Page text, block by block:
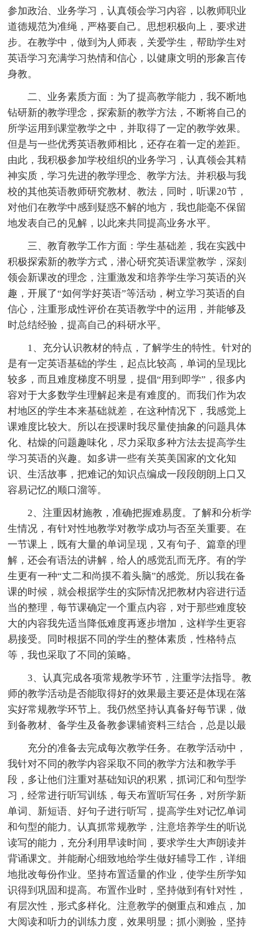
参加政治、业务学习，认真领会学习内容，以教师职业
道德规范为准绳，严格要自己。思想积极向上，要求进
步。在教学中，做到为人师表，关爱学生，帮助学生对
英语学习充满学习热情和信心，以健康文明的形象言传
身教。
二、业务素质方面：为了提高教学能力，我不断地
钻研新的教学理念，探索新的教学方法，不断将自己的
所学运用到课堂教学之中，并取得了一定的教学效果。
但是与一些优秀英语教师相比，还存在着一定的差距。
由此，我积极参加学校组织的业务学习，认真领会其精
神实质，学习先进的教学理念、教学方法。并积极与我
校的其他英语教师研究教材、教法，同时，听课20节，
对他们在教学中感到疑惑不解的地方，我也能毫不保留
地发表自己的见解，以此来共同提高业务水平。
三、教育教学工作方面：学生基础差，我在实践中
积极探索新的教学方式，潜心研究英语课堂教学，深刻
领会新课改的理念，注重激发和培养学生学习英语的兴
趣，开展了“如何学好英语”等活动，树立学习英语的自
信心，注重形成性评价在英语教学中的运用，并能够及
时总结经验，提高自己的科研水平。
1、充分认识教材的特点，了解学生的特性。针对的
是有一定英语基础的学生，起点比较高，单词的呈现比
较多，而且难度梯度不明显，提倡“用到即学”，很多内
容对于大多数学生理解起来是有难度的。而我们作为农
村地区的学生本来基础就差，在这种情况下，我感觉上
课难度比较大。所以在授课时我尽量使抽象的问题具体
化、枯燥的问题趣味化，尽力采取多种方法去提高学生
学习英语的兴趣。如多讲一些有关英美国家的文化知
识、生活故事，把难记的知识点编成一段段朗朗上口又
容易记忆的顺口溜等。
2、注重因材施教，准确把握难易度。了解和分析学
生情况，有针对性地教学对教学成功与否至关重要。在
一节课上，既有大量的单词呈现，又有句子、篇章的理
解，还会有语法的讲解，给人的感觉乱而无序。有的学
生更有一种“丈二和尚摸不着头脑”的感觉。所以我在备
课的时候，就会根据学生的实际情况把教材内容进行适
当的整理，每节课确定一个重点内容，对于那些难度较
大的内容我先适当降低难度再逐步增加，这样学生更容
易接受。同时根据不同的学生的整体素质，性格特点
等，我也采取了不同的策略。
3、认真完成各项常规教学环节，注重学法指导。教
师的教学活动是否能取得好的效果最主要还是体现在落
实好常规教学环节上。我仍然坚持认真备好每节课，做
到备教材、备学生及备教参课辅资料三结合，总是以最
充分的准备去完成每次教学任务。在教学活动中，
我针对不同的教学内容采取不同的教学方法和教学手
段，多让他们注重对基础知识的积累，抓词汇和句型学
习，经常进行听写训练，每天布置听写任务，对所学新
单词、新短语、好句子进行听写，提高学生对记忆单词
和句型的能力。认真抓常规教学，注意培养学生的听说
读写的能力，充分利用早读时间，要求学生大声朗读并
背诵课文。并能耐心细致地给学生做好辅导工作，详细
地批改每份作业。坚持布置适量的作业，使学生所学知
识得到巩固和提高。布置作业时，坚持做到有针对性，
有层次性，形式多样化。注意教学的侧重点和难点，加
大阅读和听力的训练力度，效果明显；抓小测验，坚持